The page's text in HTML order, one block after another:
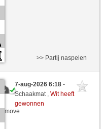
move
>> Partij naspelen
7-aug-2026 6:18-
Schaakmat ,Wit heeft
gewonnen